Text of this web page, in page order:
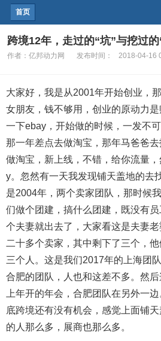
首页
跨境12年，走过的“坑”与挖过的
作者： 亿邦动力网 发布时间： 2018-04-16
大家好，我是从2001年开始创业，
女朋友，钱不够用，创业的原动力
一下ebay，开始做的时候，一发不
那一年差点去做淘宝，那年马爸爸
做淘宝，新上线，不错，给你流量
y。忽然有一天我发现铺天盖地的去
是2004年，两个卖家团队，那时候
们做个团建，搞什么团建，既没有
个夫妻就出去了，大家看这是夫妻
二十多个卖家，其中剩下了三个，
三个人。这是我们2017年的上海团
合肥的团队，人也和这差不多。然
上年开的年会，合肥团队在另外一
底跨境还有没有机会，感觉上面铺
的人那么多，展商也那么多。